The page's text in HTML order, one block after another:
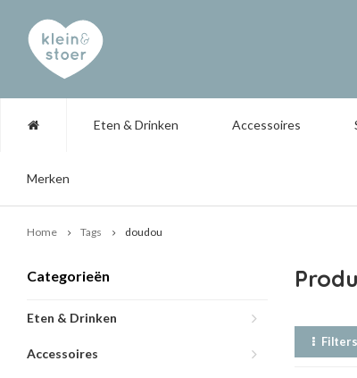
Eten & Drinken Accessoires
Merken
Home Tags doudou
Categorieën
Eten & Drinken
Accessoires
Filters